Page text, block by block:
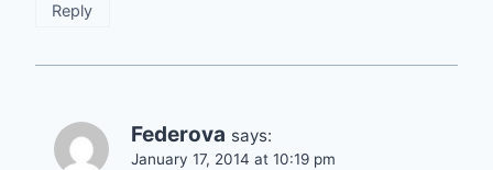
Reply
Federova says:
January 17, 2014 at 10:19 pm